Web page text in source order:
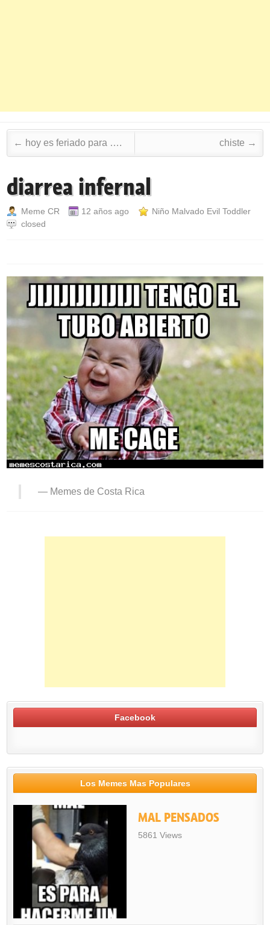
Post navigation
← hoy es feriado para …. chiste →
diarrea infernal
Meme CR 12 años ago
Niño Malvado Evil Toddler
closed
— Memes de Costa Rica
Facebook
Los Memes Mas Populares
MAL PENSADOS
5861 Views